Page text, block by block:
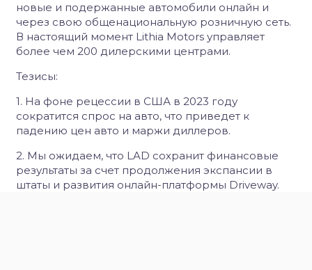
новые и подержанные автомобили онлайн и
через свою общенациональную розничную сеть.
В настоящий момент Lithia Motors управляет
более чем 200 дилерскими центрами.
Тезисы:
1. На фоне рецессии в США в 2023 году
сократится спрос на авто, что приведет к
падению цен авто и маржи диллеров.
2. Мы ожидаем, что LAD сохранит финансовые
результаты за счет продолжения экспансии в
штаты и развития онлайн-платформы Driveway.